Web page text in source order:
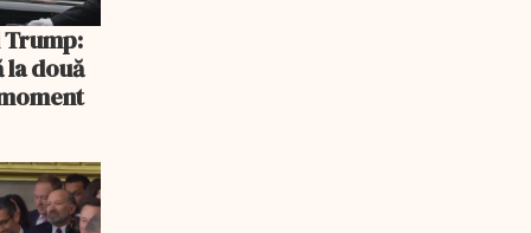
Trump:
la două